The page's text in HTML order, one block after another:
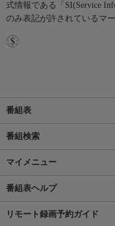
式情報である「SI(Service
のみ表記が許されているマー
番組表
番組検索
マイメニュー
番組表ヘルプ
リモート録画予約ガイド